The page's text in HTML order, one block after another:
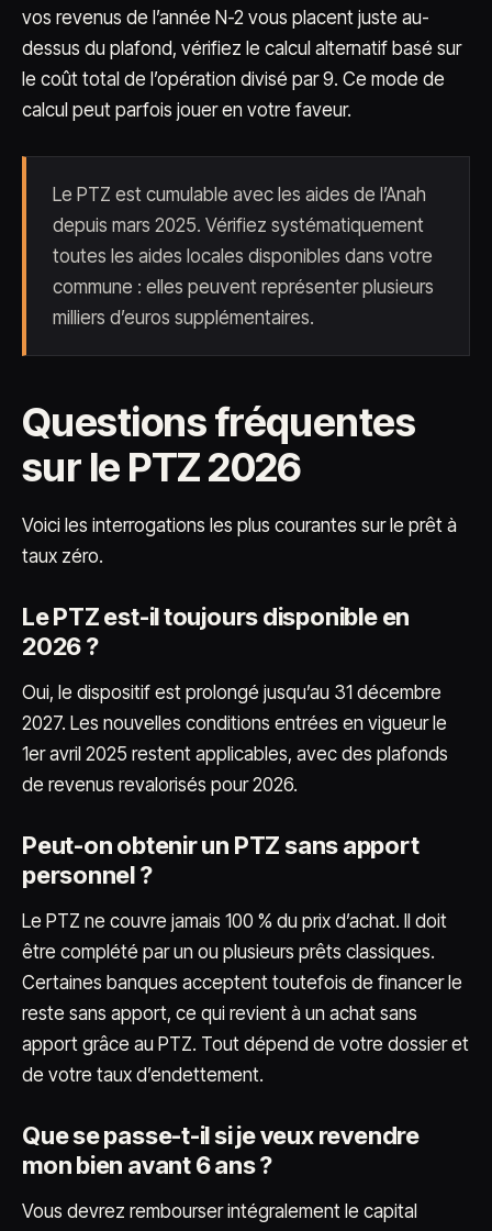
vos revenus de l’année N-2 vous placent juste au-
dessus du plafond, vérifiez le calcul alternatif basé sur
le coût total de l’opération divisé par 9. Ce mode de
calcul peut parfois jouer en votre faveur.
Le PTZ est cumulable avec les aides de l’Anah
depuis mars 2025. Vérifiez systématiquement
toutes les aides locales disponibles dans votre
commune : elles peuvent représenter plusieurs
milliers d’euros supplémentaires.
Questions fréquentes
sur le PTZ 2026
Voici les interrogations les plus courantes sur le prêt à
taux zéro.
Le PTZ est-il toujours disponible en
2026 ?
Oui, le dispositif est prolongé jusqu’au 31 décembre
2027. Les nouvelles conditions entrées en vigueur le
1er avril 2025 restent applicables, avec des plafonds
de revenus revalorisés pour 2026.
Peut-on obtenir un PTZ sans apport
personnel ?
Le PTZ ne couvre jamais 100 % du prix d’achat. Il doit
être complété par un ou plusieurs prêts classiques.
Certaines banques acceptent toutefois de financer le
reste sans apport, ce qui revient à un achat sans
apport grâce au PTZ. Tout dépend de votre dossier et
de votre taux d’endettement.
Que se passe-t-il si je veux revendre
mon bien avant 6 ans ?
Vous devrez rembourser intégralement le capital